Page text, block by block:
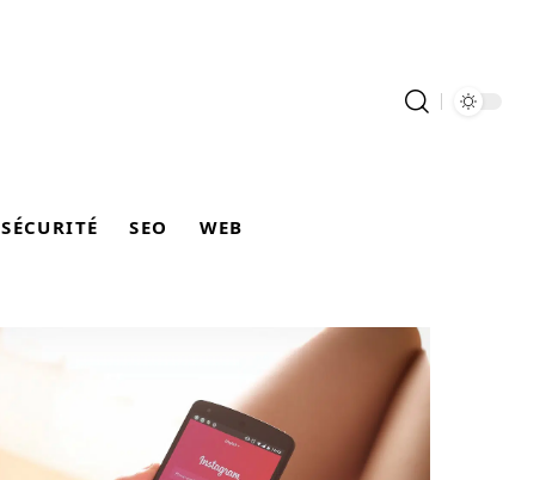
SÉCURITÉ SEO WEB